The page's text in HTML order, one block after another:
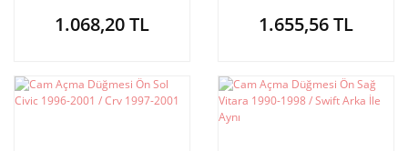
1.068,20 TL
2008 / City
1.655,56 TL